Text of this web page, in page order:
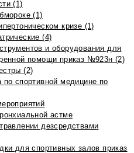
(1)
(1)
кризе (1)
(4)
и оборудования для
помощи приказ №923н (2)
(2)
по спортивной медицине по
астме
дезсредствами
для спортивных залов приказ